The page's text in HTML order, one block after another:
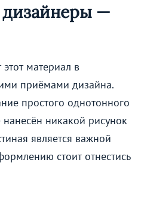
—
материал в
приёмами дизайна.
простого однотонного
никакой рисунок
является важной
стоит отнестись